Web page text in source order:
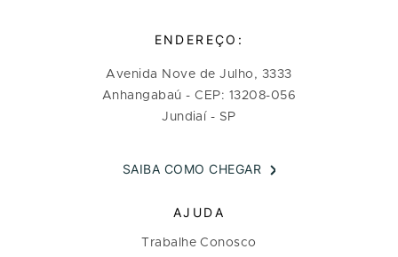
ENDEREÇO:
Avenida Nove de Julho, 3333
Anhangabaú - CEP: 13208-056
Jundiaí - SP
SAIBA COMO CHEGAR
AJUDA
Trabalhe Conosco